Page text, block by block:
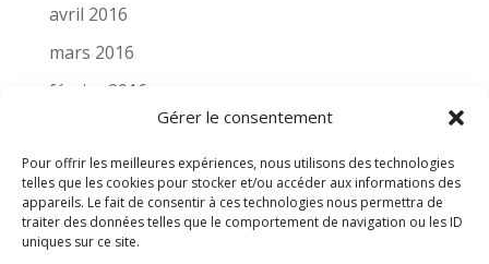
Gérer le consentement
Pour offrir les meilleures expériences, nous utilisons des technologies
telles que les cookies pour stocker et/ou accéder aux informations des
appareils. Le fait de consentir à ces technologies nous permettra de
traiter des données telles que le comportement de navigation ou les ID
uniques sur ce site.
avril 2016
mars 2016
février 2016
novembre 2015
octobre 2015
septembre 2015
août 2015